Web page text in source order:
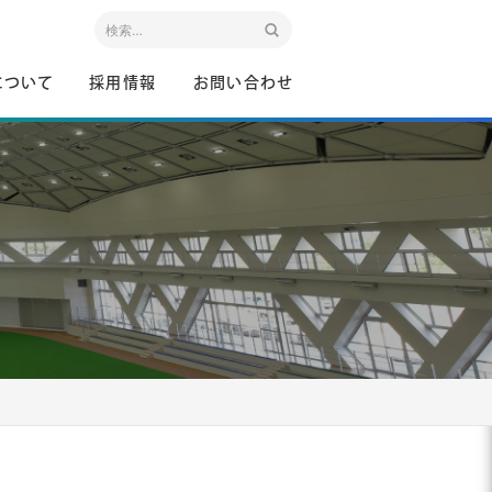
いて 採用情報 お問い合わせ